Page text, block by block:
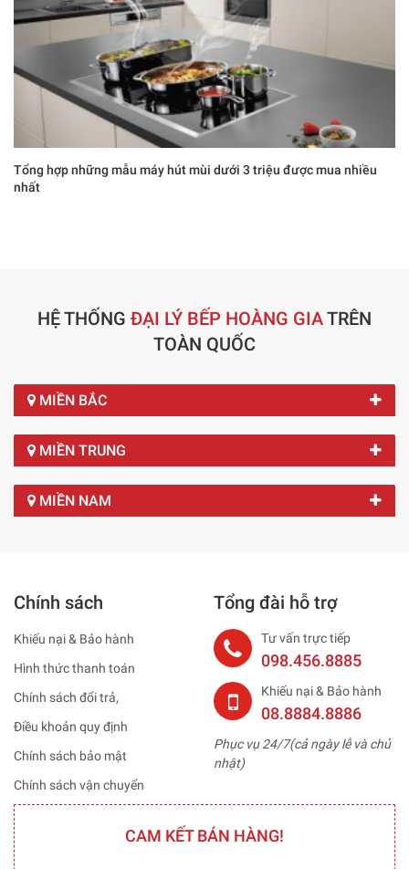
Tổng hợp những mẫu máy hút mùi dưới 3 triệu được mua nhiều
nhất
HỆ THỐNG ĐẠI LÝ BẾP HOÀNG GIATRÊN
TOÀN QUỐC
MIỀN BẮC
MIỀN TRUNG
MIỀN NAM
Chính sách
Khiếu nại & Bảo hành
Hình thức thanh toán
Chính sách đổi trả,
Điều khoản quy định
Chính sách bảo mật
Chính sách vận chuyển
Tổng đài hỗ trợ
Tư vấn trực tiếp
098.456.8885
Khiếu nại & Bảo hành
08.8884.8886
Phục vụ 24/7(cả ngày lễ và chủ
nhật)
CAM KẾT BÁN HÀNG!